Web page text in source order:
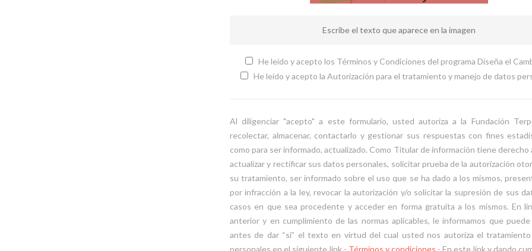
He leído y acepto los Términos y Condiciones del programa Diseña el
He leído y acepto la Autorización para el tratamiento y manejo de datos
Al diligenciar "acepto" a este formulario, usted autoriza a la Fundación
recolectar, almacenar, contactarlo y gestionar sus respuestas con fines
como para ser informado, actualizado. Como Titular de información tiene derecho
actualizar y rectificar sus datos personales, solicitar prueba de la autorización
su tratamiento, ser informado sobre el uso que se ha dado a los mismos,
por infracción a la ley, revocar la autorización y/o solicitar la supresión de sus
casos en que sea procedente y acceder en forma gratuita a los mismos. En
anterior y en cumplimiento de las normas aplicables, le informamos que
antes de dar “si” el texto en virtud del cual usted nos autoriza el
personales en el siguiente link - Términos y condiciones - En este link y dando